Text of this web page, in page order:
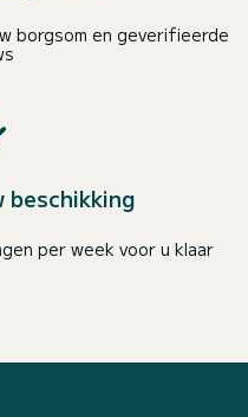
borgsom en geverifieerde
beschikking
per week voor u klaar